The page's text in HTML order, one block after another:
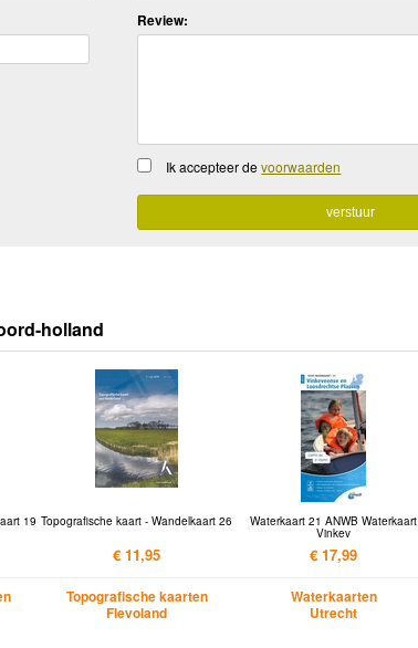
Review:
Ik accepteer devoorwaarden
holland
19 Topografische kaart - Wandelkaart 26
€ 11,95
Topografische kaarten
Flevoland
Waterkaart 21 ANWB Waterkaart
Vinkev
€ 17,99
Waterkaarten
Utrecht